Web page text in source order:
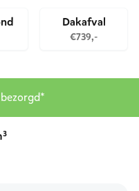
Dakafval
€739,-
Nederland